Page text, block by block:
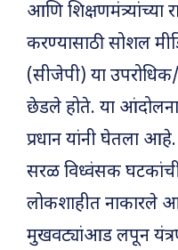
आणि शिक्षणमंत्र्यांच्या
करण्यासाठी सोशल
(सीजेपी) या
छेडले होते. या
प्रधान यांनी घेतला आहे.
सरळ विध्वंसक
लोकशाहीत नाकारले
मुखवट्यांआड लपून